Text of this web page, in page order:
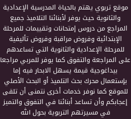
موقع تربوي يهتم بالحياة المدرسية الإعدادية
والثانوية حيث يوفر لأبنائنا التلاميذ جميع
المراجع من دروس إمتحانات وتقييمات للمرحلة
الإبتدائية وفروض مراقبة وفروض تأليفية
للمرحلة الإعدادية والثانوية التي تساعدهم
على المراجعة والتفوق كما يوفر للمربي مراجعا
بيداغوجية قيمة يسهل الابحار فيه إما
بإستعمال محرك بحث التلميذ أو البحث الأصلي
للموقع كما نوفر خدمات أخرى نتمنى أن تلقى
إعجابكم وأن تساعد أبنائنا في التفوق والتميز
في مسيرتهم التربوية بحول الله